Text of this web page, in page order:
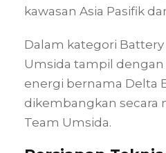
kawasan Asia Pasifik
Dalam kategori Battery
Umsida tampil
energi bernama Delta
dikembangkan secara
Team Umsida.